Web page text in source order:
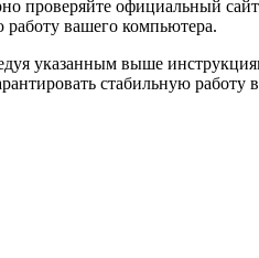
проверяйте официальный
работу вашего компьютера.
указанным выше
стабильную работу